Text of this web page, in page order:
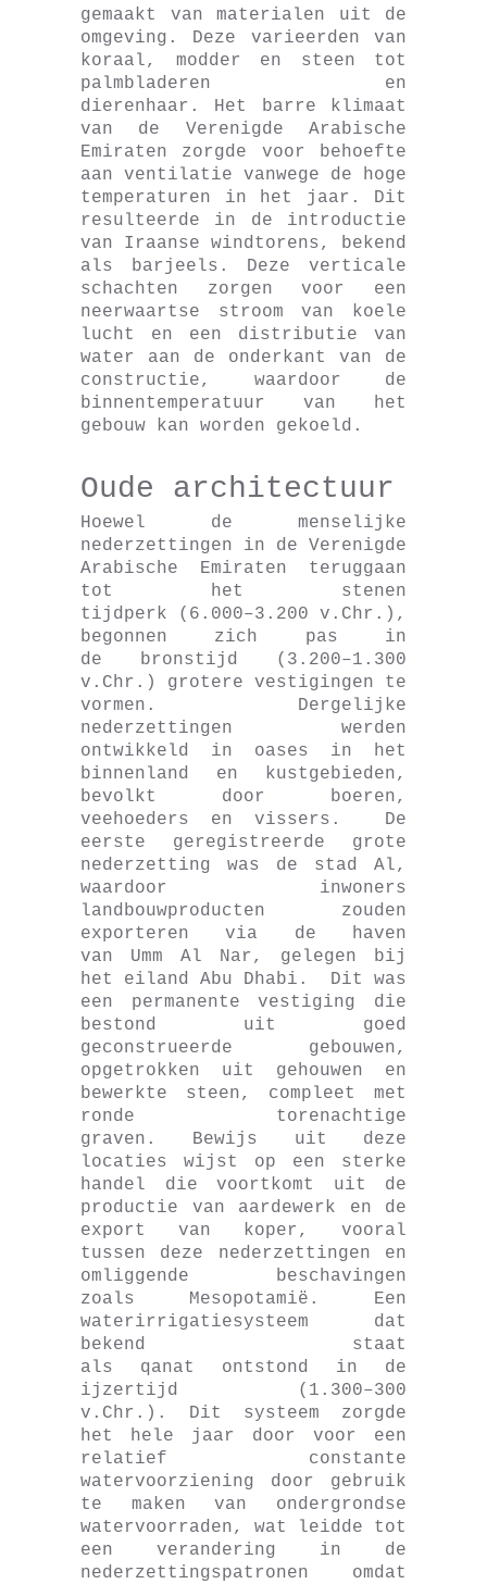
gemaakt van materialen uit de
omgeving. Deze varieerden van
koraal, modder en steen tot
palmbladeren en
dierenhaar. Het barre klimaat
van de Verenigde Arabische
Emiraten zorgde voor behoefte
aan ventilatie vanwege de hoge
temperaturen in het jaar. Dit
resulteerde in de introductie
van Iraanse windtorens, bekend
als barjeels. Deze verticale
schachten zorgen voor een
neerwaartse stroom van koele
lucht en een distributie van
water aan de onderkant van de
constructie, waardoor de
binnentemperatuur van het
gebouw kan worden gekoeld.
Oude architectuur
Hoewel de menselijke
nederzettingen in de Verenigde
Arabische Emiraten teruggaan
tot het stenen
tijdperk (6.000–3.200 v.Chr.),
begonnen zich pas in
de bronstijd (3.200–1.300
v.Chr.) grotere vestigingen te
vormen. Dergelijke
nederzettingen werden
ontwikkeld in oases in het
binnenland en kustgebieden,
bevolkt door boeren,
veehoeders en vissers. De
eerste geregistreerde grote
nederzetting was de stad Al,
waardoor inwoners
landbouwproducten zouden
exporteren via de haven
van Umm Al Nar, gelegen bij
het eiland Abu Dhabi. Dit was
een permanente vestiging die
bestond uit goed
geconstrueerde gebouwen,
opgetrokken uit gehouwen en
bewerkte steen, compleet met
ronde torenachtige
graven. Bewijs uit deze
locaties wijst op een sterke
handel die voortkomt uit de
productie van aardewerk en de
export van koper, vooral
tussen deze nederzettingen en
omliggende beschavingen
zoals Mesopotamië. Een
waterirrigatiesysteem dat
bekend staat
als qanat ontstond in de
ijzertijd (1.300–300
v.Chr.). Dit systeem zorgde
het hele jaar door voor een
relatief constante
watervoorziening door gebruik
te maken van ondergrondse
watervoorraden, wat leidde tot
een verandering in de
nederzettingspatronen omdat